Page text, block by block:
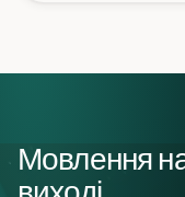
Мовлення